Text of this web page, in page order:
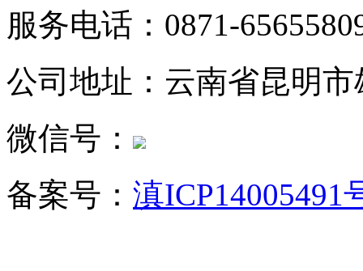
服务电话：0871-
公司地址：云南省昆明
微信号：
备案号： 滇ICP14005491